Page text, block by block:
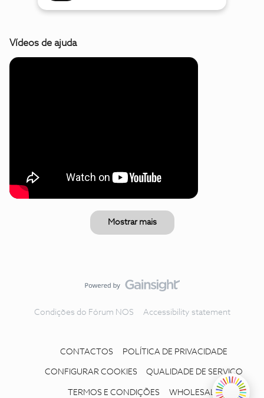
Vídeos de ajuda
Mostrar mais
Condições do Fórum NOS Accessibility statement
CONTACTOS POLÍTICA DE PRIVACIDADE
CONFIGURAR COOKIES QUALIDADE DE SERVIÇO
TERMOS E CONDIÇÕES WHOLESALE